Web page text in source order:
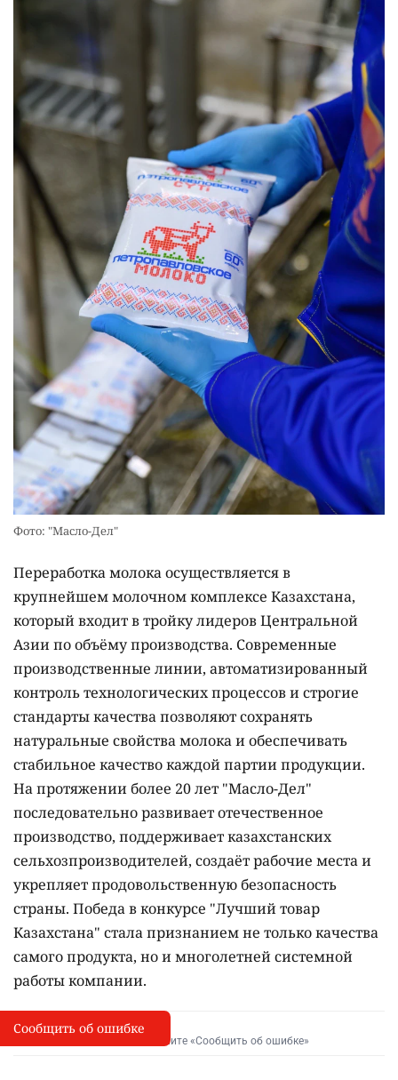
Фото: "Масло-Дел"
Переработка молока осуществляется в
крупнейшем молочном комплексе Казахстана,
который входит в тройку лидеров Центральной
Азии по объёму производства. Современные
производственные линии, автоматизированный
контроль технологических процессов и строгие
стандарты качества позволяют сохранять
натуральные свойства молока и обеспечивать
стабильное качество каждой партии продукции.
На протяжении более 20 лет "Масло-Дел"
последовательно развивает отечественное
производство, поддерживает казахстанских
сельхозпроизводителей, создаёт рабочие места и
укрепляет продовольственную безопасность
страны. Победа в конкурсе "Лучший товар
Казахстана" стала признанием не только качества
самого продукта, но и многолетней системной
работы компании.
I
Сообщить об опечатке
Выделите фрагмент и нажмите «Сообщить об ошибке»
Сообщить об ошибке